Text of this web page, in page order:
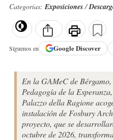
Categorías:Exposiciones/
Síguenos en GoogleDiscover
En la GAMeC de
Pedagogía de la
Palazzo della Ragione
instalación de Fosbury
proyecto, que se
octubre de 2026,